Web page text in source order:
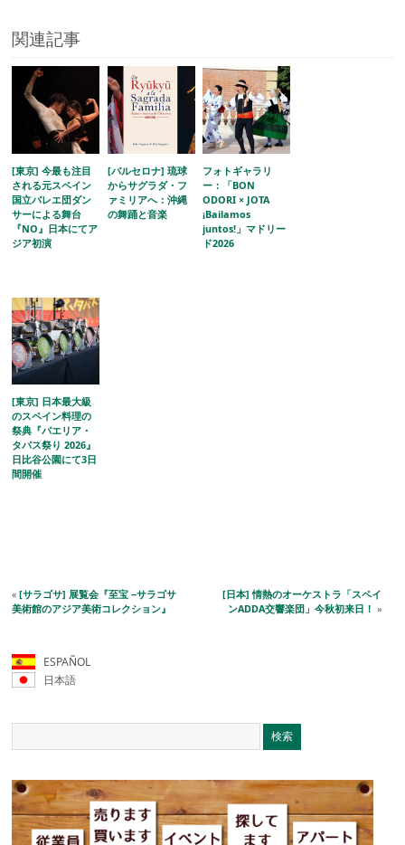
関連記事
[東京] 今最も注目
される元スペイン
国立バレエ団ダン
サーによる舞台
『NO』日本にてア
ジア初演
[バルセロナ] 琉球
からサグラダ・フ
ァミリアへ：沖縄
の舞踊と音楽
フォトギャラリ
ー：「BON
ODORI × JOTA
¡Bailamos
juntos!」マドリー
ド2026
[東京] 日本最大級
のスペイン料理の
祭典『パエリア・
タパス祭り 2026』
日比谷公園にて3日
間開催
«[サラゴサ] 展覧会『至宝 −サラゴサ
美術館のアジア美術コレクション』
[日本] 情熱のオーケストラ「スペイ
ンADDA交響楽団」今秋初来日！ »
ESPAÑOL
日本語